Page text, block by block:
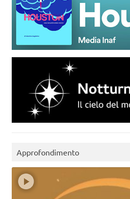
Approfondimento